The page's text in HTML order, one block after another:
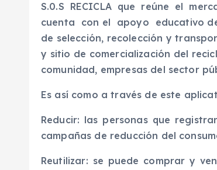
S.0.S RECICLA que reúne el
cuenta con el apoyo educativo
de selección, recolección y
y sitio de comercialización del
comunidad, empresas del sector
Es así como a través de este
Reducir: las personas que
campañas de reducción del
Reutilizar: se puede comprar y